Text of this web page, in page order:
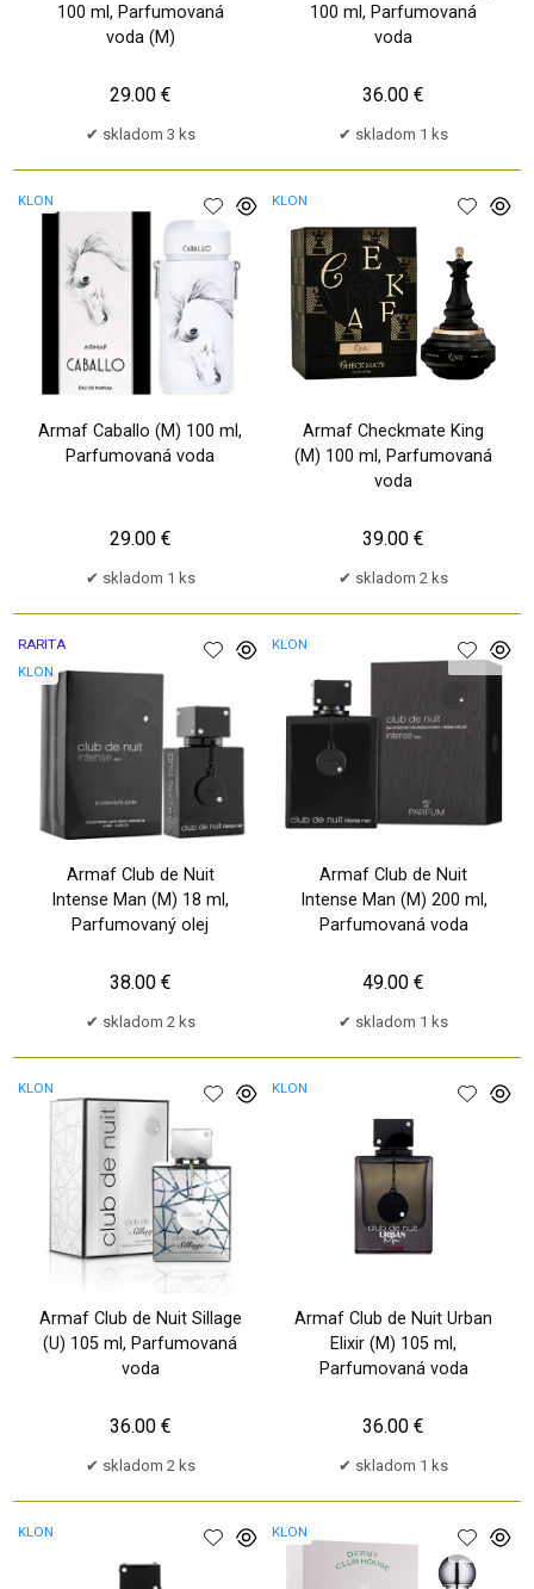
100 ml, Parfumovaná
voda (M)
skladom 3 ks
29.00 €
100 ml, Parfumovaná
voda
skladom 1 ks
36.00 €
Armaf Caballo (M) 100 ml,
Parfumovaná voda
KLON
skladom 1 ks
29.00 €
Armaf Checkmate King
(M) 100 ml, Parfumovaná
voda
KLON
skladom 2 ks
39.00 €
Armaf Club de Nuit
Intense Man (M) 18 ml,
Parfumovaný olej
RARITA
KLON
skladom 2 ks
38.00 €
Armaf Club de Nuit
Intense Man (M) 200 ml,
Parfumovaná voda
KLON
skladom 1 ks
49.00 €
Armaf Club de Nuit Sillage
(U) 105 ml, Parfumovaná
voda
KLON
skladom 2 ks
36.00 €
Armaf Club de Nuit Urban
Elixir (M) 105 ml,
Parfumovaná voda
KLON
skladom 1 ks
36.00 €
KLON KLON